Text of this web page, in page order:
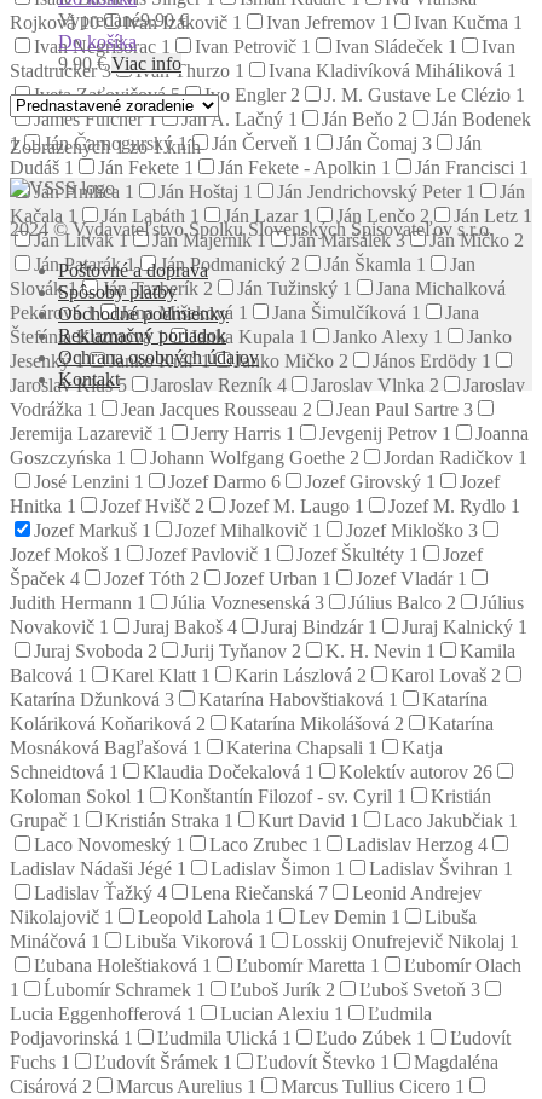
Rojková10 Ivan Izakovič 1 Ivan Jefremov 1 Ivan Kučma 1
Ivan Negrišorac 1 Ivan Petrovič 1 Ivan Sládeček 1
Ivan
Stadtrucker3 Ivan Thurzo 1 Ivana Kladivíková Miháliková 1
Iveta Zaťovičová5 Ivo Engler 2 J. M. Gustave Le Clézio 1
James Fulcher1 Ján A. Lačný 1 Ján Beňo 2
Ján Bodenek
1
Ján Čarnogurský1 Ján Červeň 1 Ján Čomaj 3
Ján
Dudáš 1 Ján Fekete 1 Ján Fekete - Apolkin 1 Ján Francisci 1
Ján Hnilica 1 Ján Hoštaj 1 Ján Jendrichovský Peter 1
Ján
Kačala 1 Ján Labáth 1 Ján Lazar 1 Ján Lenčo 2 Ján Letz 1
Ján Litvák1 Ján Majerník1 Ján Maršálek3 Ján Mičko 2
Ján Patarák1 Ján Podmanický 2 Ján Škamla 1
Jan
Slovák1 Ján Tazberík 2 Ján Tužinský 1
Jana Michalková
Pekárová1 Jana Mišeková 1 Jana Šimulčíková 1
Jana
Štefánia Kuzmová1 Janka Kupala 1 Janko Alexy 1
Janko
Jesenký1 Janko Kráľ1 Janko Mičko 2 János Erdödy 1
Jaroslav Klus5 Jaroslav Rezník 4 Jaroslav Vlnka 2
Jaroslav
Vodrážka 1 Jean Jacques Rousseau 2 Jean Paul Sartre 3
Jeremija Lazarevič 1 Jerry Harris 1 Jevgenij Petrov 1
Joanna
Goszczyńska 1 Johann Wolfgang Goethe 2 Jordan Radičkov 1
José Lenzini 1 Jozef Darmo 6 Jozef Girovský 1
Jozef
Hnitka 1 Jozef Hvišč 2 Jozef M. Laugo 1 Jozef M. Rydlo 1
Jozef Markuš 1 Jozef Mihalkovič 1 Jozef Mikloško 3
Jozef Mokoš 1 Jozef Pavlovič 1 Jozef Škultéty 1
Jozef
Špaček 4 Jozef Tóth 2 Jozef Urban 1 Jozef Vladár 1
Judith Hermann 1 Júlia Voznesenská 3 Július Balco 2
Július
Novakovič 1 Juraj Bakoš 4 Juraj Bindzár 1 Juraj Kalnický 1
Juraj Svoboda 2 Jurij Tyňanov 2 K. H. Nevin 1
Kamila
Balcová 1 Karel Klatt 1 Karin Lászlová 2 Karol Lovaš 2
Katarína Džunková 3 Katarína Habovštiaková 1
Katarína
Koláriková Koňariková 2 Katarína Mikolášová 2
Katarína
Mosnáková Bagľašová 1 Katerina Chapsali 1
Katja
Schneidtová 1 Klaudia Dočekalová 1 Kolektív autorov 26
Koloman Sokol 1 Konštantín Filozof - sv. Cyril 1
Kristián
Grupač 1 Kristián Straka 1 Kurt David 1 Laco Jakubčiak 1
Laco Novomeský 1 Laco Zrubec 1 Ladislav Herzog 4
Ladislav Nádaši Jégé 1 Ladislav Šimon 1 Ladislav Švihran 1
Ladislav Ťažký 4 Lena Riečanská 7
Leonid Andrejev
Nikolajovič 1 Leopold Lahola 1 Lev Demin 1
Libuša
Mináčová 1 Libuša Vikorová 1 Losskij Onufrejevič Nikolaj 1
Ľubana Holeštiaková 1 Ľubomír Maretta 1
Ľubomír Olach
1
Ĺubomír Schramek 1 Ľuboš Jurík 2 Ľuboš Svetoň 3
Lucia Eggenhofferová 1 Lucian Alexiu 1
Ľudmila
Podjavorinská 1 Ľudmila Ulická 1 Ľudo Zúbek 1
Ľudovít
Fuchs 1 Ľudovít Šrámek 1 Ľudovít Števko 1
Magdaléna
Cisárová 2 Marcus Aurelius 1 Marcus Tullius Cicero 1
Vypredané9.90 €
Do košíka
9.90€ Viac info
Zobrazených 1 zo 1 kníh
2024 © Vydavateľstvo Spolku Slovenských Spisovateľov s.r.o.
Poštovné a doprava
Spôsoby platby
Obchodné podmienky
Reklamačný poriadok
Ochrana osobných údajov
Kontakt